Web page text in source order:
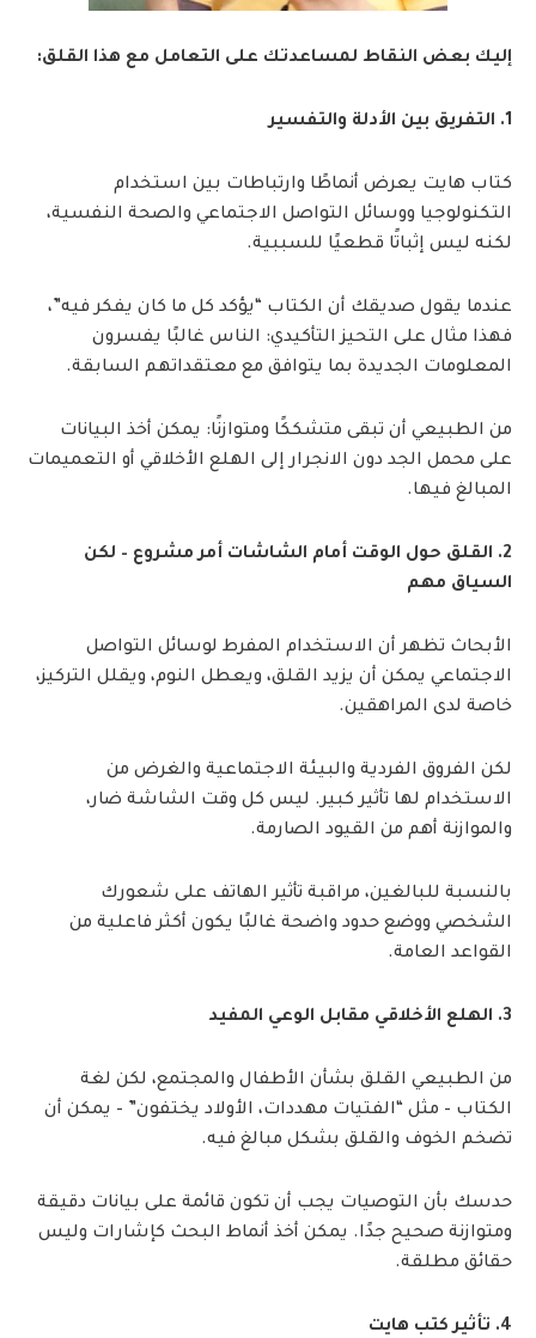
إليك بعض النقاط لمساعدتك على التعامل مع هذا القلق:
1. التفريق بين الأدلة والتفسير
كتاب هايت يعرض أنماطًا وارتباطات بين استخدام
التكنولوجيا ووسائل التواصل الاجتماعي والصحة النفسية،
لكنه ليس إثباتًا قطعيًا للسببية.
عندما يقول صديقك أن الكتاب “يؤكد كل ما كان يفكر فيه”،
فهذا مثال على التحيز التأكيدي: الناس غالبًا يفسرون
المعلومات الجديدة بما يتوافق مع معتقداتهم السابقة.
من الطبيعي أن تبقى متشككًا ومتوازنًا: يمكن أخذ البيانات
على محمل الجد دون الانجرار إلى الهلع الأخلاقي أو التعميمات
المبالغ فيها.
2. القلق حول الوقت أمام الشاشات أمر مشروع – لكن
السياق مهم
الأبحاث تظهر أن الاستخدام المفرط لوسائل التواصل
الاجتماعي يمكن أن يزيد القلق، ويعطل النوم، ويقلل التركيز،
خاصة لدى المراهقين.
لكن الفروق الفردية والبيئة الاجتماعية والغرض من
الاستخدام لها تأثير كبير. ليس كل وقت الشاشة ضار،
والموازنة أهم من القيود الصارمة.
بالنسبة للبالغين، مراقبة تأثير الهاتف على شعورك
الشخصي ووضع حدود واضحة غالبًا يكون أكثر فاعلية من
القواعد العامة.
3. الهلع الأخلاقي مقابل الوعي المفيد
من الطبيعي القلق بشأن الأطفال والمجتمع، لكن لغة
الكتاب – مثل “الفتيات مهددات، الأولاد يختفون” – يمكن أن
تضخم الخوف والقلق بشكل مبالغ فيه.
حدسك بأن التوصيات يجب أن تكون قائمة على بيانات دقيقة
ومتوازنة صحيح جدًا. يمكن أخذ أنماط البحث كإشارات وليس
حقائق مطلقة.
4. تأثير كتب هايت